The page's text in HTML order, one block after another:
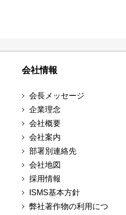
会社情報
会長メッセージ
企業理念
会社概要
会社案内
部署別連絡先
会社地図
採用情報
ISMS基本方針
弊社著作物の利用につ